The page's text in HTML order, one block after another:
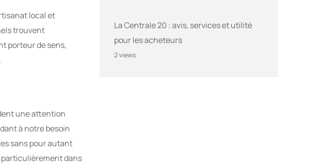
local et
trouvent
porteur de sens,
une attention
à notre besoin
sans pour autant
particulièrement dans
La Centrale 20 : avis, services et utilité
pour les acheteurs
2 views